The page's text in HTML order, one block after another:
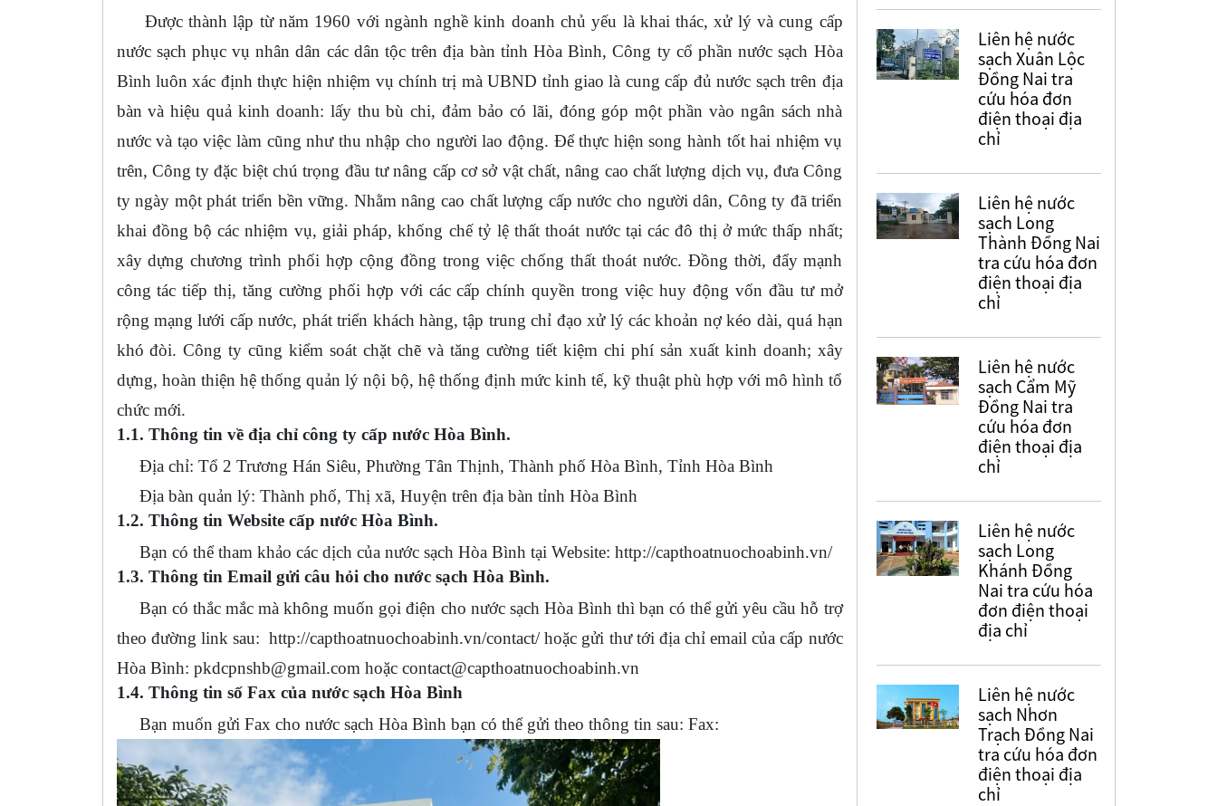
Được thành lập từ năm 1960 với ngành nghề kinh doanh chủ yếu là khai thác, xử lý và cung cấp
nước sạch phục vụ nhân dân các dân tộc trên địa bàn tỉnh Hòa Bình, Công ty cổ phần nước sạch Hòa
Bình luôn xác định thực hiện nhiệm vụ chính trị mà UBND tỉnh giao là cung cấp đủ nước sạch trên địa
bàn và hiệu quả kinh doanh: lấy thu bù chi, đảm bảo có lãi, đóng góp một phần vào ngân sách nhà
nước và tạo việc làm cũng như thu nhập cho người lao động. Để thực hiện song hành tốt hai nhiệm vụ
trên, Công ty đặc biệt chú trọng đầu tư nâng cấp cơ sở vật chất, nâng cao chất lượng dịch vụ, đưa Công
ty ngày một phát triển bền vững. Nhằm nâng cao chất lượng cấp nước cho người dân, Công ty đã triển
khai đồng bộ các nhiệm vụ, giải pháp, khống chế tỷ lệ thất thoát nước tại các đô thị ở mức thấp nhất;
xây dựng chương trình phối hợp cộng đồng trong việc chống thất thoát nước. Đồng thời, đẩy mạnh
công tác tiếp thị, tăng cường phối hợp với các cấp chính quyền trong việc huy động vốn đầu tư mở
rộng mạng lưới cấp nước, phát triển khách hàng, tập trung chỉ đạo xử lý các khoản nợ kéo dài, quá hạn
khó đòi. Công ty cũng kiểm soát chặt chẽ và tăng cường tiết kiệm chi phí sản xuất kinh doanh; xây
dựng, hoàn thiện hệ thống quản lý nội bộ, hệ thống định mức kinh tế, kỹ thuật phù hợp với mô hình tổ
chức mới.
1.1. Thông tin về địa chỉ công ty cấp nước Hòa Bình.
Địa chỉ: Tổ 2 Trương Hán Siêu, Phường Tân Thịnh, Thành phố Hòa Bình, Tỉnh Hòa Bình
Địa bàn quản lý: Thành phố, Thị xã, Huyện trên địa bàn tỉnh Hòa Bình
1.2. Thông tin Website cấp nước Hòa Bình.
Bạn có thể tham khảo các dịch của nước sạch Hòa Bình tại Website: http://capthoatnuochoabinh.vn/
1.3. Thông tin Email gửi câu hỏi cho nước sạch Hòa Bình.
Bạn có thắc mắc mà không muốn gọi điện cho nước sạch Hòa Bình thì bạn có thể gửi yêu cầu hỗ trợ
theo đường link sau: http://capthoatnuochoabinh.vn/contact/ hoặc gửi thư tới địa chỉ email của cấp nước
Hòa Bình: pkdcpnshb@gmail.com hoặc contact@capthoatnuochoabinh.vn
1.4. Thông tin số Fax của nước sạch Hòa Bình
Bạn muốn gửi Fax cho nước sạch Hòa Bình bạn có thể gửi theo thông tin sau: Fax:
Liên hệ nước
sạch Xuân Lộc
Đồng Nai tra
cứu hóa đơn
điện thoại địa
chỉ
Liên hệ nước
sạch Long
Thành Đồng Nai
tra cứu hóa đơn
điện thoại địa
chỉ
Liên hệ nước
sạch Cẩm Mỹ
Đồng Nai tra
cứu hóa đơn
điện thoại địa
chỉ
Liên hệ nước
sạch Long
Khánh Đồng
Nai tra cứu hóa
đơn điện thoại
địa chỉ
Liên hệ nước
sạch Nhơn
Trạch Đồng Nai
tra cứu hóa đơn
điện thoại địa
chỉ